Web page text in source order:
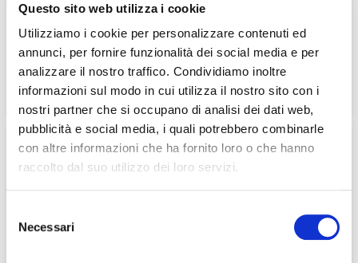
Questo sito web utilizza i cookie
Utilizziamo i cookie per personalizzare contenuti ed
annunci, per fornire funzionalità dei social media e per
analizzare il nostro traffico. Condividiamo inoltre
informazioni sul modo in cui utilizza il nostro sito con i
nostri partner che si occupano di analisi dei dati web,
pubblicità e social media, i quali potrebbero combinarle
con altre informazioni che ha fornito loro o che hanno
raccolto dal suo utilizzo dei loro servizi.
delNecessari
4,18 € 3,34 €
Il Wafer al Cioccolato Extra Zero è un preparato alimentare ricco di
proteine e fibre a basso contenuto di carboidrati.
3,34 €
20%
Extra Zero Wafer alla
Vaniglia